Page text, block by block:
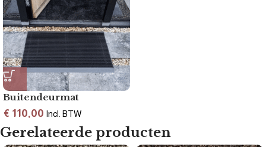
Buitendeurmat
€ 110,00 Incl. BTW
Gerelateerde producten